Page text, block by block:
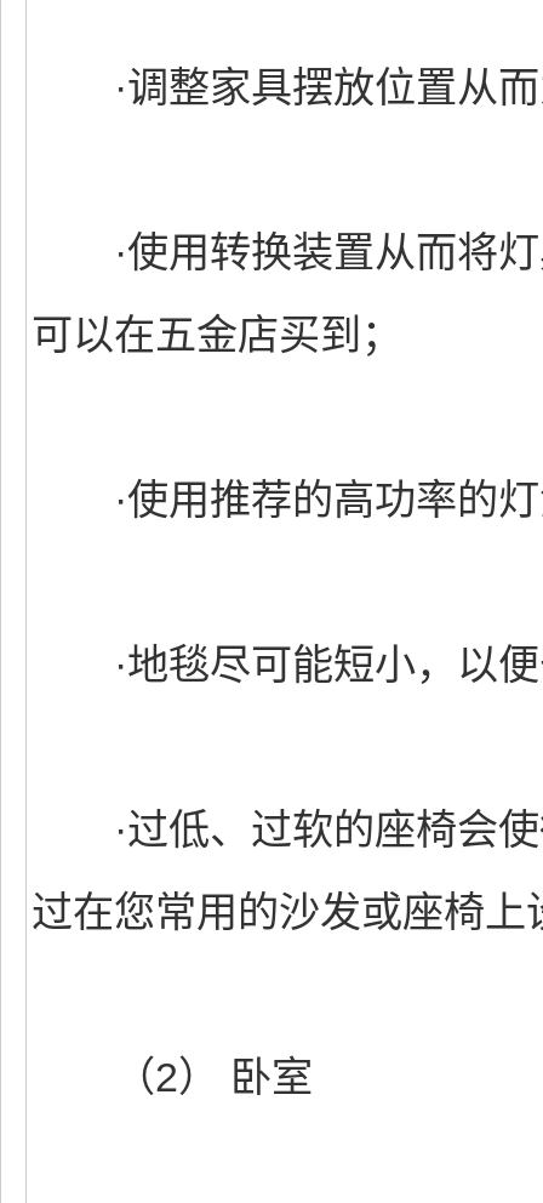
·调整家具摆放位置从而
·使用转换装置从而将灯
可以在五金店买到；
·使用推荐的高功率的灯
·地毯尽可能短小，以便
·过低、过软的座椅会使
过在您常用的沙发或座椅
（2） 卧室